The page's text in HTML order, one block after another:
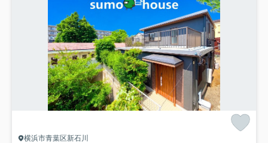
横浜市青葉区新石川